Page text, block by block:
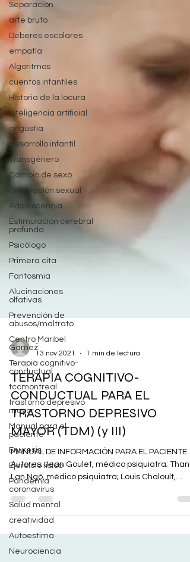
Separación
arte bruto
Deberes escolares
empatía
Algoritmos
cuentos infantiles
Historia de la locura
Inteligencia artificial
angustia
Desarrollo infantil
Transgénero
Cambio de sexo
Orientación sexual
Adolescencia
Estimulación cerebral
profunda
Psicólogo
Primera cita
Fantosmia
Alucinaciones
olfativas
Prevención de
abusos/maltrato
Centro Maribel
Gámez
Terapia cognitivo-
conductual
tccmontreal
trastorno depresivo
mayor
Manual para el
paciente
Enuresis
Ejercicio físico
Pandemia
coronavirus
Salud mental
creatividad
Autoestima
Neurociencia
-
13 nov 2021
TERAPIA COGNITIVO-
CONDUCTUAL PARA EL
TRASTORNO DEPRESIVO
MAYOR (TDM) (y III)
MANUAL DE INFORMACIÓN PARA EL PACIENTE
Autores: Jean Goulet, médico psiquiatra;
Lan Ngô, médico psiquiatra; Louis Chaloult,
médico...